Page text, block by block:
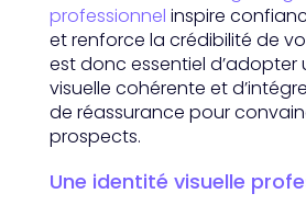
professionnel inspire
et renforce la crédibilité de
est donc essentiel d’adopter
visuelle cohérente et
de réassurance pour
prospects.
Une identité visuelle